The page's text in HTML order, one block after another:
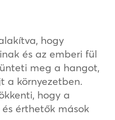
hogy
és az emberi fül
meg a hangot,
a környezetben.
hogy a
érthetők mások